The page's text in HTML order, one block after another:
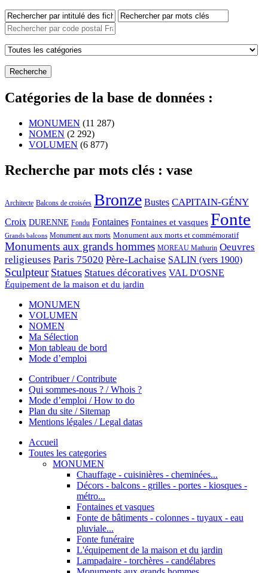
Catégories de la base de données :
MONUMEN (11 287)
NOMEN (2 292)
VOLUMEN (6 877)
Recherche par mots clés : vase
Architecte Balcons de croisées Bronze Bustes CAPITAIN-GÉNY
Croix DURENNE Fondu Fontaines Fontaines et vasques Fonte
Grands balcons Monument aux morts Monument aux morts et commémoratif
Monuments aux grands hommes MOREAU Mathurin Oeuvres
religieuses Paris 75020 Père-Lachaise SALIN (vers 1900)
Sculpteur Statues Statues décoratives VAL D'OSNE
Équipement de la maison et du jardin
MONUMEN
VOLUMEN
NOMEN
Ma Sélection
Mon tableau de bord
Mode d’emploi
Contribuer / Contribute
Qui sommes-nous ? / Whois ?
Mode d’emploi / How to do
Plan du site / Sitemap
Mentions légales / Legal datas
Accueil
Toutes les categories
MONUMEN
Chauffage - cuisinières - cheminées...
Décors - balcons - grilles - portes - kiosques -
métro...
Fontaines et vasques
Fonte de bâtiments - colonnes - tuyaux - eau
pluviale...
Fonte funéraire
L'équipement de la maison et du jardin
Lampadaire - torchères - candélabres